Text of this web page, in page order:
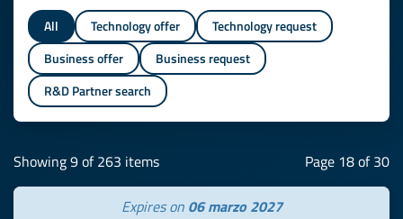
All Technology offer
Technology request
Business offer
Business request
R&D Partner search
Showing 9 of 263 items Page 18 of 30
Expires on 06 marzo 2027